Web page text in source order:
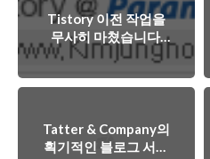
Tistory 이전 작업을
무사히 마쳤습니다.
감사합니다!
Tatter & Company의
획기적인 블로그 서비